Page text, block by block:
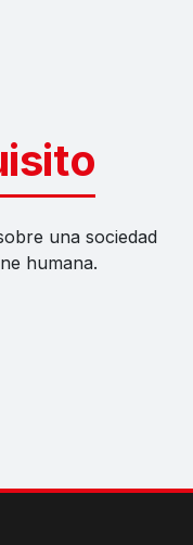
una sociedad
humana.